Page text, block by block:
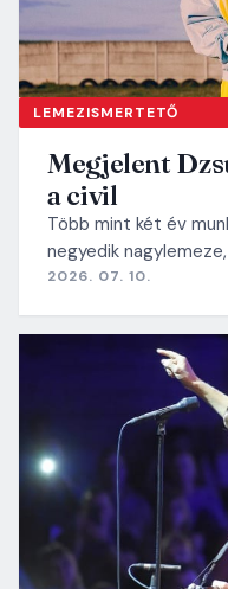
LEMEZISMERTETŐ
Megjelent
a civil
Több mint két év
negyedik
2026. 07. 10.